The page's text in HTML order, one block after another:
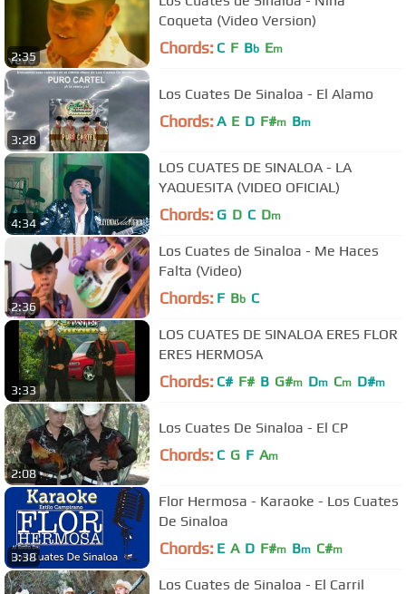
2:35
Coqueta (Video Version)
Chords: C F Bb Em
3:28
Los Cuates De Sinaloa - El Alamo
Chords: A E D F#m Bm
4:34
LOS CUATES DE SINALOA - LA
YAQUESITA (VIDEO OFICIAL)
Chords: G D C Dm
2:36
Los Cuates de Sinaloa - Me Haces
Falta (Video)
Chords: F Bb C
3:33
LOS CUATES DE SINALOA ERES FLOR
ERES HERMOSA
Chords: C# F# B G#m Dm Cm D#m
2:08
Los Cuates De Sinaloa - El CP
Chords: C G F Am
3:38
Flor Hermosa - Karaoke - Los Cuates
De Sinaloa
Chords: E A D F#m Bm C#m
Los Cuates de Sinaloa - El Carril